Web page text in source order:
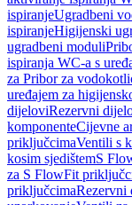
ispiranjeUgradbeni
ispiranjeHigijenski
ugradbeni moduli
ispiranja WC-a s
za Pribor za
uređajem za
dijeloviRezervni
komponenteCijevne
priključcimaVentili s
kosim sjedištemS
za S FlowFit
priključcimaRezervni